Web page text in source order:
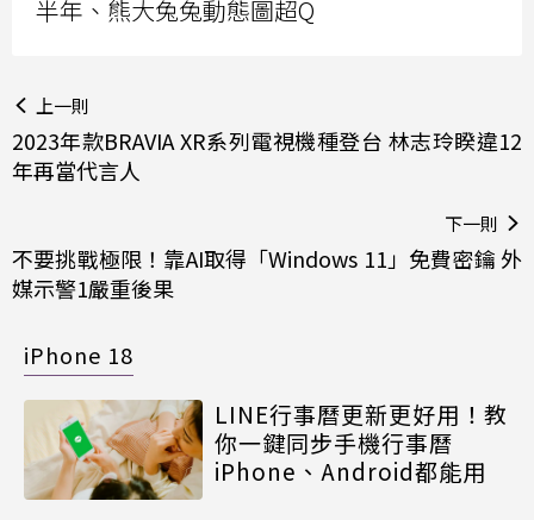
半年、熊大兔兔動態圖超Q
上一則
2023年款BRAVIA XR系列電視機種登台 林志玲睽違12
年再當代言人
下一則
不要挑戰極限！靠AI取得「Windows 11」免費密鑰 外
媒示警1嚴重後果
iPhone 18
LINE行事曆更新更好用！教
你一鍵同步手機行事曆
iPhone、Android都能用